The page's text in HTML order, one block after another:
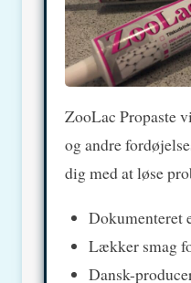
ZooLac Propaste
og andre
dig med at løse
Dokumenteret
Lækker smag
Dansk-